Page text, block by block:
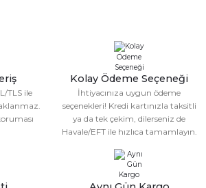
bulunuyor.
daha pahalı.
alternatifler olmalı.
134,99 TL
TLS ile
Kolay Ödeme Seçeneği
İhtiyacınıza uygun ödeme
seçenekleri! Kredi kartınızla taksitli
ya da tek çekim, dilerseniz de
Havale/EFT ile hızlıca tamamlayın.